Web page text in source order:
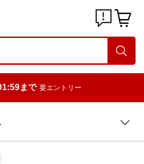
まで 要エントリー